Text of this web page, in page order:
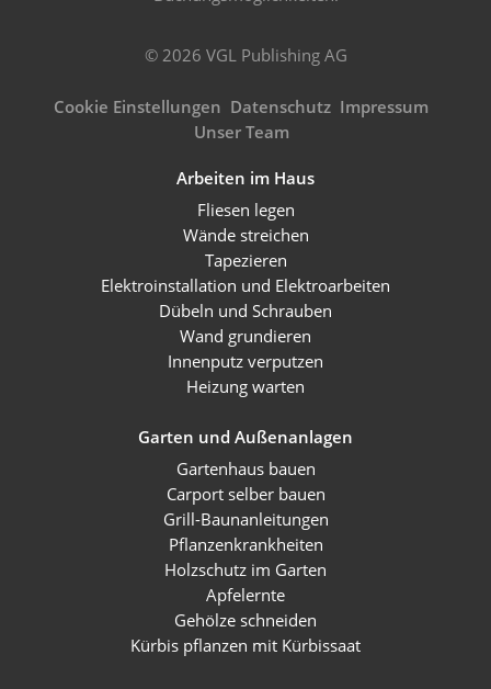
© 2026 VGL Publishing AG
Cookie Einstellungen Datenschutz Impressum
Unser Team
Arbeiten im Haus
Fliesen legen
Wände streichen
Tapezieren
Elektroinstallation und Elektroarbeiten
Dübeln und Schrauben
Wand grundieren
Innenputz verputzen
Heizung warten
Garten und Außenanlagen
Gartenhaus bauen
Carport selber bauen
Grill-Baunanleitungen
Pflanzenkrankheiten
Holzschutz im Garten
Apfelernte
Gehölze schneiden
Kürbis pflanzen mit Kürbissaat